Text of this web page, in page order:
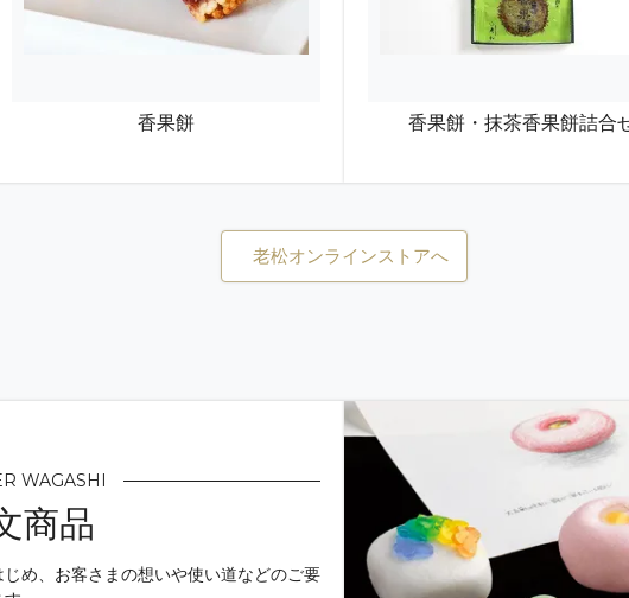
、出荷日は17日と18日のみとなります。備考欄にも希望日を入れられても18日
す。連絡がとれない場合は出荷ができませんのでキャンセル扱いとなる場合がご
ただきありがとうございます。
が変えられないのでご迷惑をおかけいたしますが、先の日にちで日にち指定がで
書き添え下さい。不可の場合は連絡させていただきます。連絡がとれない場合は出
ちで承りいたします。 今後、最終出荷日が変更になった場合は、再度ご連絡させ
和三盆の上品な甘み、小豆の豊かな風味をお楽しみいただけます。
）
)までの間、木曜日は店休日となります。
。北野店のみお休みとなります。
すが、何卒ご理解賜りますようお願い申し上げます。
香果餅 香果餅・抹茶香果餅詰合
老松オンラインストアへ
WAGASHI
商品
め、お客さまの想いや使い道などのご要